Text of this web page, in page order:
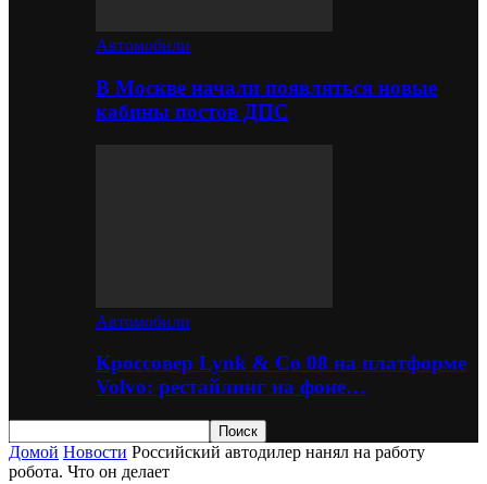
Автомобили
В Москве начали появляться новые
кабины постов ДПС
Автомобили
Кроссовер Lynk & Co 08 на платформе
Volvo: рестайлинг на фоне…
Домой Новости Российский автодилер нанял на работу
робота. Что он делает